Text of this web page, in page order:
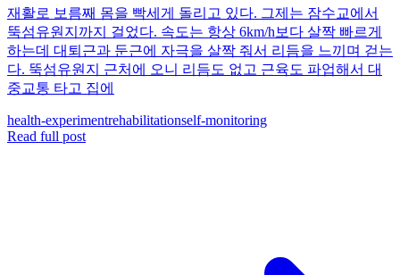
재활로 보름째 몸을 빡세게 돌리고 있다. 그제는 잠수교에서
뚝섬유원지까지 걸었다. 속도는 항상 6km/h보다 살짝 빠르게
하는데 대퇴근과 둔근에 자극을 살짝 줘서 리듬을 느끼며 걷는
다. 뚝섬유원지 근처에 오니 리듬도 없고 근육도 파업해서 대
중교통 타고 집에
health-experimentrehabilitationself-monitoring
Read full post